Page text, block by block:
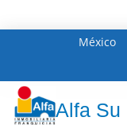
México
Alfa Su